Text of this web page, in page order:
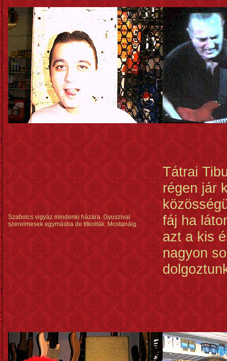
Szabolcs vigyáz mindenki házára. Gyuszival
szerelmesek egymásba de titkolták. Mostanáig.
Tátrai
régen jár
fáj ha
azt a kis
nagyon